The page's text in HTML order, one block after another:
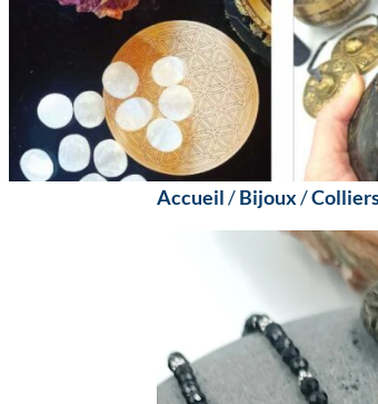
Accueil/Bijoux/